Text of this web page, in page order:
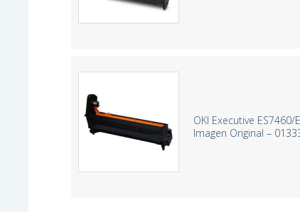
OKI Executive
Imagen Original –